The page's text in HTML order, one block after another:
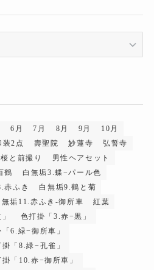
6月 7月 8月 9月
10月
装2点 壽聖院 妙蓮寺
弘誓寺
桜と前撮り
男性ヘアセット
鶴
白無垢3.蝶−パール色
赤ふき
白無垢9.鶴と菊
無垢11.赤ふき-御所車
紅葉
色打掛「3.赤−黒」
6.緑−御所車」
掛「8.緑−孔雀」
掛「10.赤−御所車」